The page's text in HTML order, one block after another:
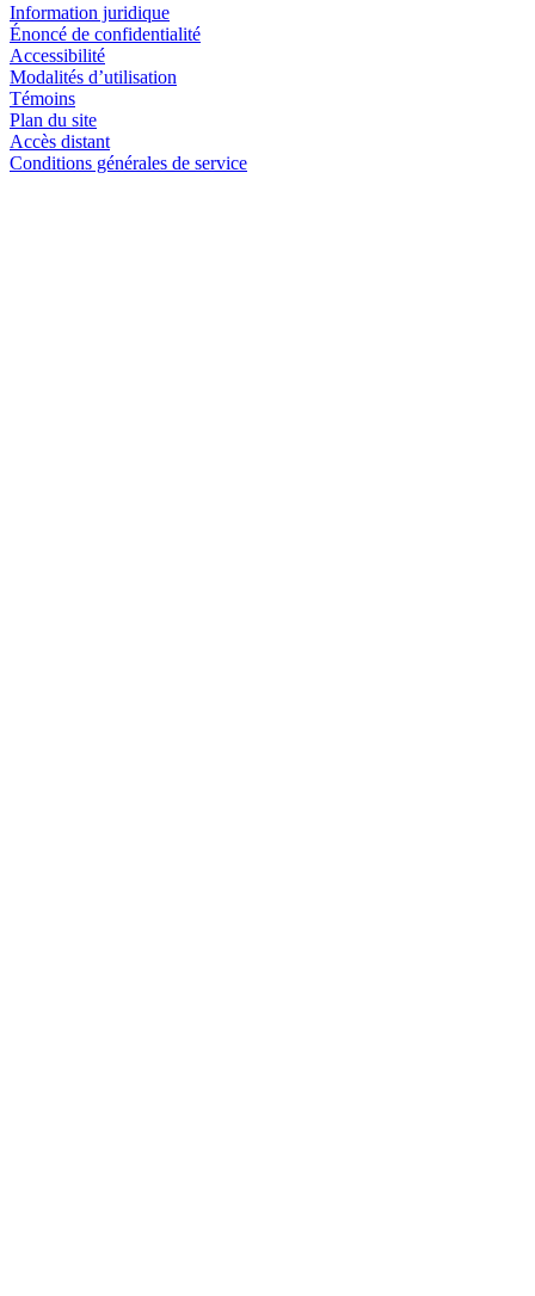
Information juridique
Énoncé de confidentialité
Accessibilité
Modalités d’utilisation
Témoins
Plan du site
Accès distant
Conditions générales de service